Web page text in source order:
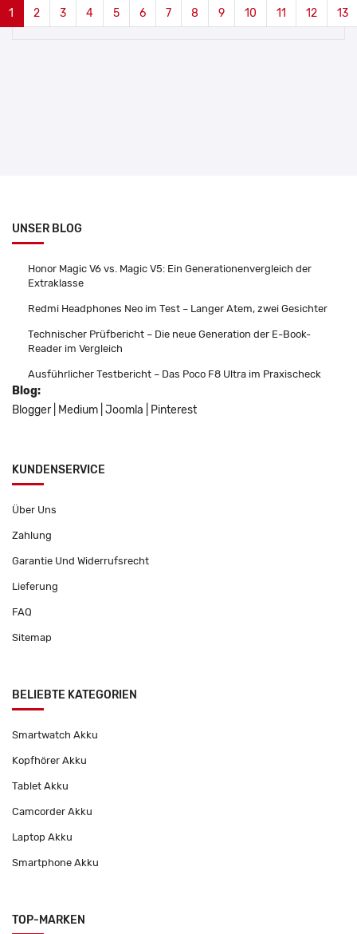
1 2 3 4 5 6 7 8 9 10 11 12 13
UNSER BLOG
Honor Magic V6 vs. Magic V5: Ein Generationenvergleich der
Extraklasse
Redmi Headphones Neo im Test – Langer Atem, zwei Gesichter
Technischer Prüfbericht – Die neue Generation der E-Book-
Reader im Vergleich
Ausführlicher Testbericht – Das Poco F8 Ultra im Praxischeck
Blog:
Blogger
Medium Joomla Pinterest
KUNDENSERVICE
Über Uns
Zahlung
Garantie Und Widerrufsrecht
Lieferung
FAQ
Sitemap
BELIEBTE KATEGORIEN
Smartwatch Akku
Kopfhörer Akku
Tablet Akku
Camcorder Akku
Laptop Akku
Smartphone Akku
TOP-MARKEN